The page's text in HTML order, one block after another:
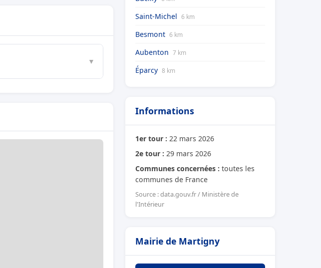
▼
Saint-Michel 6 km
Besmont 6 km
Aubenton 7 km
Éparcy 8 km
Informations
1er tour : 22 mars 2026
2e tour : 29 mars 2026
Communes concernées : toutes les
communes de France
Source : data.gouv.fr / Ministère de
l'Intérieur
Mairie de Martigny